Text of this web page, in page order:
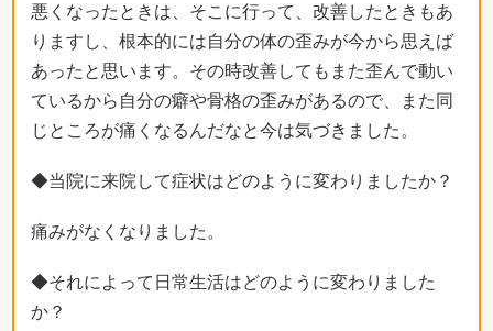
悪くなったときは、そこに行って、改善したときもあ
りますし、根本的には自分の体の歪みが今から思えば
あったと思います。その時改善してもまた歪んで動い
ているから自分の癖や骨格の歪みがあるので、また同
じところが痛くなるんだなと今は気づきました。
◆当院に来院して症状はどのように変わりましたか？
痛みがなくなりました。
◆それによって日常生活はどのように変わりました
か？